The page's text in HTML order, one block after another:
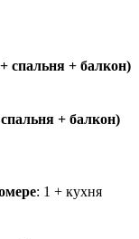
спальня + балкон)
+ балкон)
: 1 + кухня